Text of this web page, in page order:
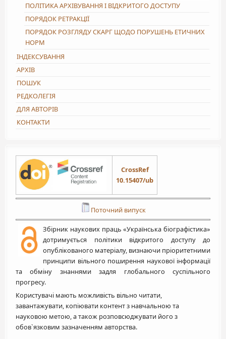
ПОЛІТИКА АРХІВУВАННЯ І ВІДКРИТОГО ДОСТУПУ
ПОРЯДОК РЕТРАКЦІЇ
ПОРЯДОК РОЗГЛЯДУ СКАРГ ЩОДО ПОРУШЕНЬ ЕТИЧНИХ
НОРМ
ІНДЕКСУВАННЯ
АРХІВ
ПОШУК
РЕДКОЛЕГІЯ
ДЛЯ АВТОРІВ
КОНТАКТИ
CrossRef
10.15407/ub
Поточний випуск
Збірник наукових праць «Українська біографістика»
дотримується політики відкритого доступу до
опублікованого матеріалу, визнаючи пріоритетними
принципи вільного поширення наукової інформації
та обміну знаннями задля глобального суспільного
прогресу.
Користувачі мають можливість вільно читати,
завантажувати, копіювати контент з навчальною та
науковою метою, а також розповсюджувати його з
обов`язковим зазначенням авторства.